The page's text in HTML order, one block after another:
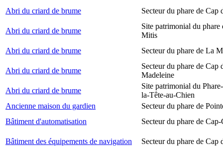
Abri du criard de brume
Secteur du phare de Cap
Abri du criard de brume
Site patrimonial du phare
Mitis
Abri du criard de brume
Secteur du phare de La
Abri du criard de brume
Secteur du phare de Cap
Madeleine
Abri du criard de brume
Site patrimonial du
la-Tête-au-Chien
Ancienne maison du gardien
Secteur du phare de
Bâtiment d'automatisation
Secteur du phare de Cap-
Bâtiment des équipements de navigation Secteur du phare de Cap